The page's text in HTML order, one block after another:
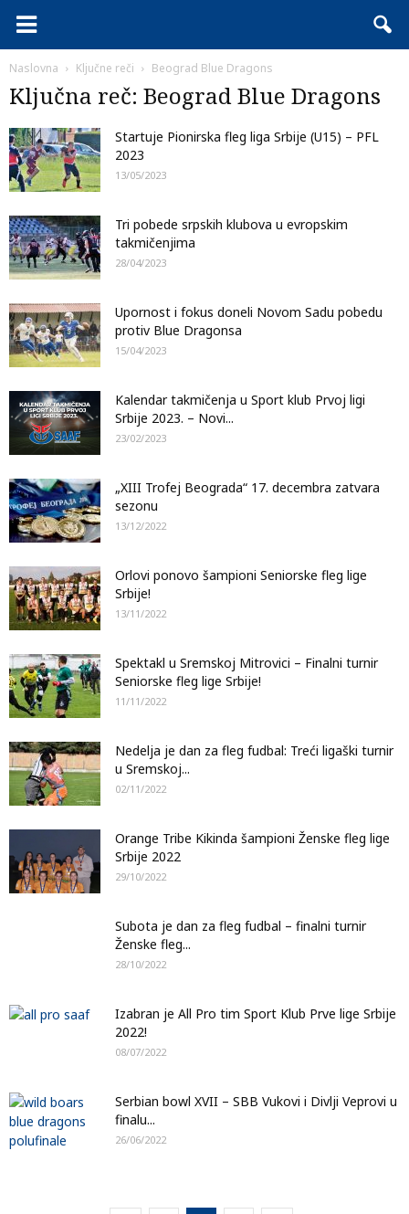
Naslovna Ključne reči Beograd Blue Dragons
Ključna reč: Beograd Blue Dragons
Startuje Pionirska fleg liga Srbije (U15) – PFL
2023
13/05/2023
Tri pobede srpskih klubova u evropskim
takmičenjima
28/04/2023
Upornost i fokus doneli Novom Sadu pobedu
protiv Blue Dragonsa
15/04/2023
Kalendar takmičenja u Sport klub Prvoj ligi
Srbije 2023. – Novi...
23/02/2023
„XIII Trofej Beograda“ 17. decembra zatvara
sezonu
13/12/2022
Orlovi ponovo šampioni Seniorske fleg lige
Srbije!
13/11/2022
Spektakl u Sremskoj Mitrovici – Finalni turnir
Seniorske fleg lige Srbije!
11/11/2022
Nedelja je dan za fleg fudbal: Treći ligaški turnir
u Sremskoj...
02/11/2022
Orange Tribe Kikinda šampioni Ženske fleg lige
Srbije 2022
29/10/2022
Subota je dan za fleg fudbal – finalni turnir
Ženske fleg...
28/10/2022
Izabran je All Pro tim Sport Klub Prve lige Srbije
2022!
08/07/2022
Serbian bowl XVII – SBB Vukovi i Divlji Veprovi u
finalu...
26/06/2022